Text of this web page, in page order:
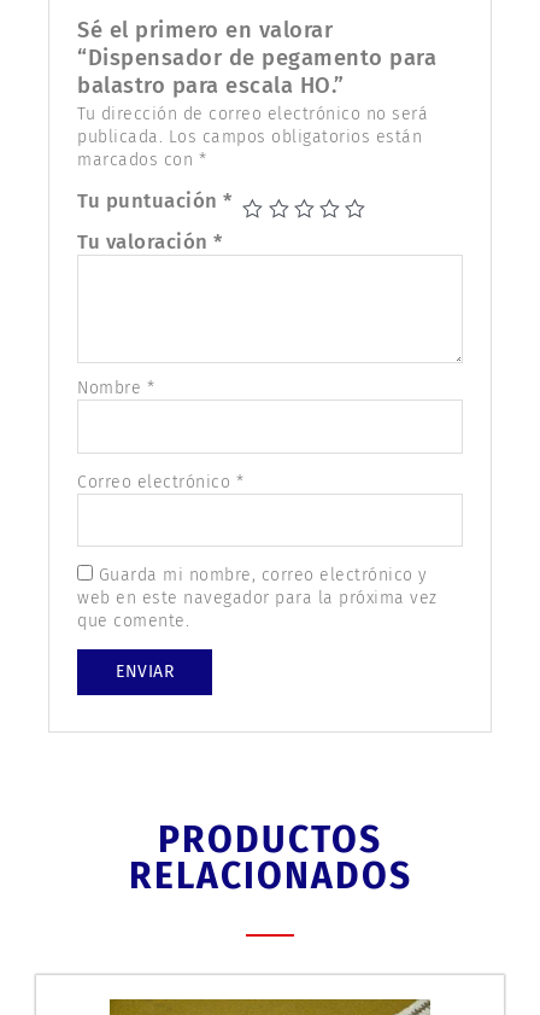
Sé el primero en valorar
“Dispensador de pegamento para
balastro para escala HO.”
Tu dirección de correo electrónico no será
publicada. Los campos obligatorios están
marcados con *
Tu puntuación*
Tu valoración*
Nombre *
Correo electrónico *
Guarda mi nombre, correo electrónico y
web en este navegador para la próxima vez
que comente.
PRODUCTOS
RELACIONADOS